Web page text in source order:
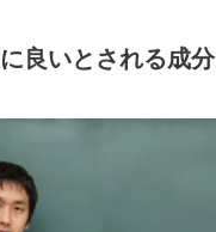
良いとされる成分